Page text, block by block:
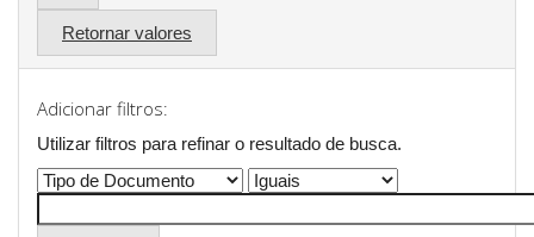
Retornar valores
Adicionar filtros:
Utilizar filtros para refinar o resultado de busca.